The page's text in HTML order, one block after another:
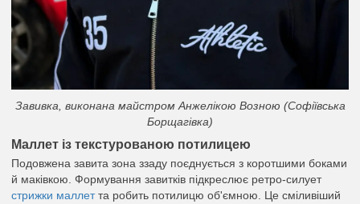
Завивка, виконана майстром Анжелікою Возною (Софіївська
Борщагівка)
Маллет із текстурованою потилицею
Подовжена завита зона ззаду поєднується з коротшими боками
й маківкою. Формування завитків підкреслює ретро-силует
стрижки маллетта робить потилицю об'ємною. Це сміливіший